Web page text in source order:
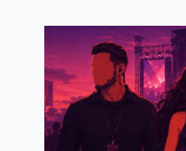
TAPA
VEIO